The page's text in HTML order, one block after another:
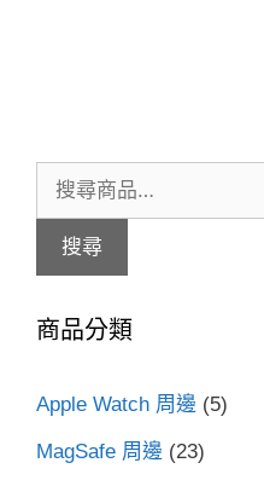
尋
字:
搜尋
商品分類
Apple Watch 周邊 (5)
MagSafe 周邊 (23)